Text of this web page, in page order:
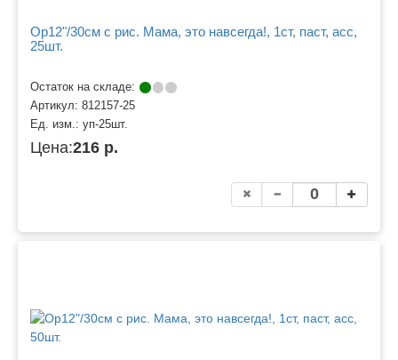
Ор12"/30см с рис. Мама, это навсегда!, 1ст, паст, асс,
25шт.
Остаток на складе:
Артикул: 812157-25
Ед. изм.: уп-25шт.
Цена:216 р.